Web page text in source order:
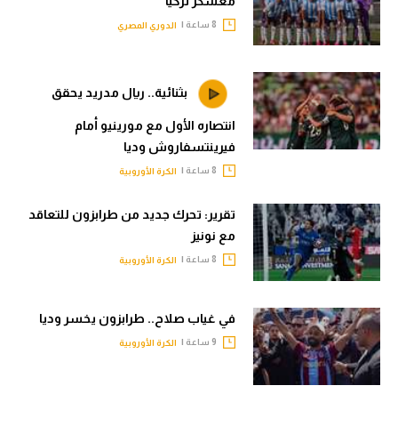
الدوري المصري
بثنائية.. ريال مدريد يحقق
انتصاره الأول مع مورينيو أمام
فيرينتسفاروش وديا
الكرة الأوروبية
تقرير: تحرك جديد من طرابزون للتعاقد
مع نونيز
الكرة الأوروبية
في غياب صلاح.. طرابزون يخسر وديا
الكرة الأوروبية